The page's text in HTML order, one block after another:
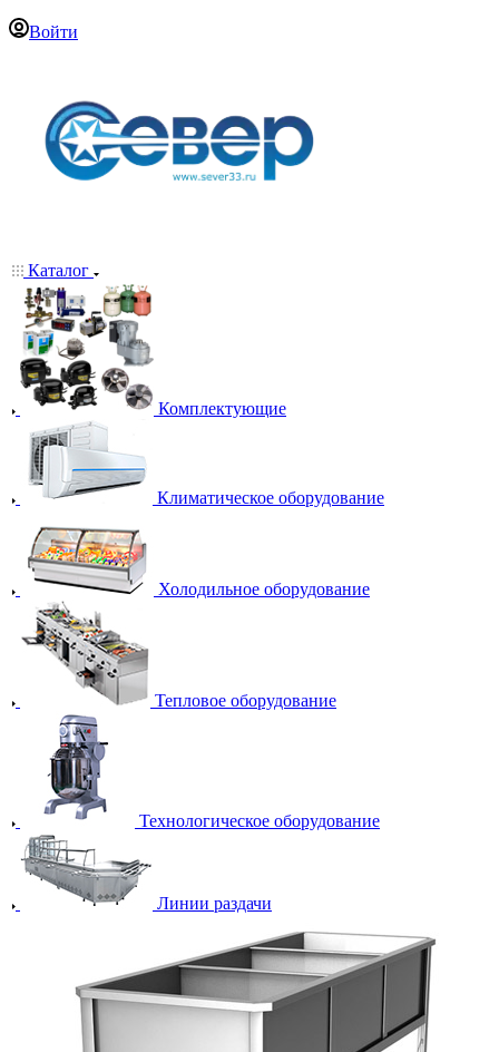
Войти
Каталог
Комплектующие
Климатическое оборудование
Холодильное оборудование
Тепловое оборудование
Технологическое оборудование
Линии раздачи